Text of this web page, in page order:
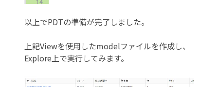
以上でPDTの準備が完了しました。
上記Viewを使用したmodelファイルを作成し、
Explore上で実行してみます。